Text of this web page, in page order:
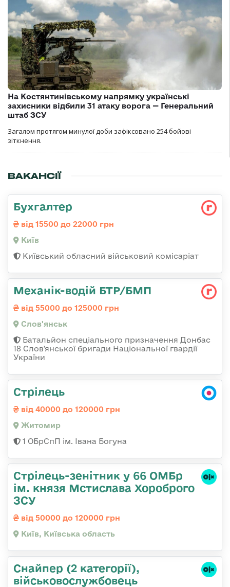
На Костянтинівському напрямку українські
захисники відбили 31 атаку ворога — Генеральний
штаб ЗСУ
Загалом протягом минулої доби зафіксовано 254 бойові
зіткнення.
ВАКАНСІЇ
Бухгалтер
від 15500 до 22000 грн
Київ
Київський обласний військовий комісаріат
Механік-водій БТР/БМП
від 55000 до 125000 грн
Слов'янськ
Батальйон спеціального призначення Донбас
18 Слов'янської бригади Національної гвардії
України
Стрілець
від 40000 до 120000 грн
Житомир
1 ОБрСпП ім. Івана Богуна
Стрілець-зенітник у 66 ОМБр
ім. князя Мстислава Хороброго
ЗСУ
від 50000 до 120000 грн
Київ, Київська область
Снайпер (2 категорії),
військовослужбовець